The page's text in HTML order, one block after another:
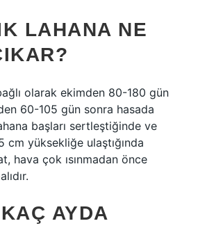
LAHANA NE
olarak ekimden 80-180 gün
60-105 gün sonra hasada
başları sertleştiğinde ve
cm yüksekliğe ulaştığında
hava çok ısınmadan önce
AYDA